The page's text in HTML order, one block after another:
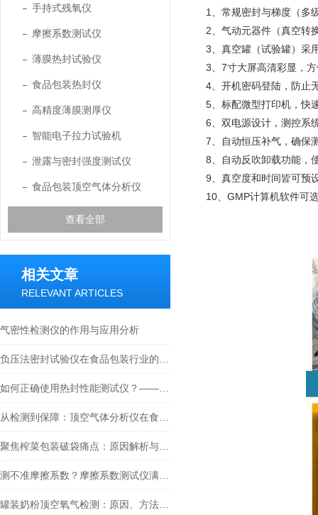
手持式残氧仪
摩擦系数测试仪
薄膜热封试验仪
食品包装热封仪
高精度薄膜测厚仪
智能电子拉力试验机
泄露与密封强度测试仪
食品包装顶空气体分析仪
查看全部
相关文章
RELEVANT ARTICLES
气密性检测仪的作用与应用分析
1、常规密封与梯度（多
2、气动元器件（真空转
3、真空罐（试验罐）采
3、7寸大屏高清彩显，
4、开机密码登陆，防止
5、标配微型打印机，快
6、双电源设计，测控系
7、自动恒压补气，确保
8、自动反吹卸载功能，
9、真空度和时间皆可预
10、GMP计算机软件可